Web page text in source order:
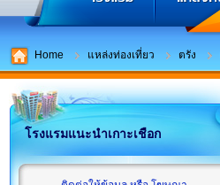
Home แหล่งท่องเที่ยว ตรัง
โรงแรมแนะนำเกาะเชือก